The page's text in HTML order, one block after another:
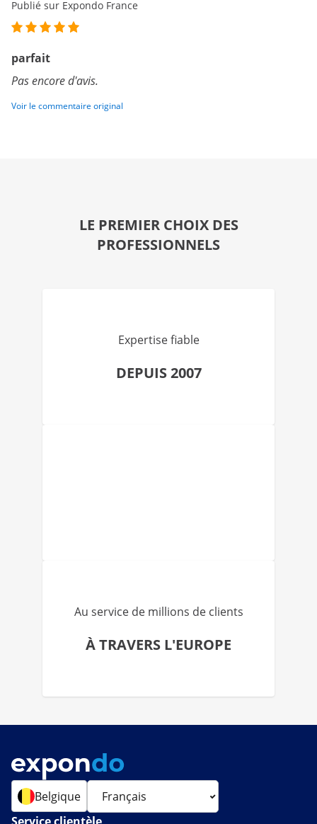
Publié sur Expondo France
parfait
Pas encore d'avis.
Voir le commentaire original
LE PREMIER CHOIX DES
PROFESSIONNELS
Expertise fiable
DEPUIS 2007
Au service de millions de clients
À TRAVERS L'EUROPE
Belgique